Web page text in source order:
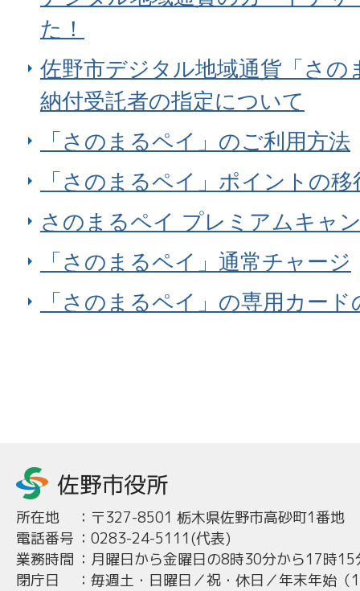
た！
佐野市デジタル地域通貨「さの
納付受託者の指定について
「さのまるペイ」のご利用方法
「さのまるペイ」ポイントの
さのまるペイ プレミアムキャ
「さのまるペイ」通常チャージ
「さのまるペイ」の専用カー
所在地 ： 〒327-8501 栃木県佐野市高砂町1番地
電話番号 ： 0283-24-5111(代表)
業務時間 ： 月曜日から金曜日の8時30分から17時15
閉庁日
： 毎週土・日曜日／祝・休日／年末年始